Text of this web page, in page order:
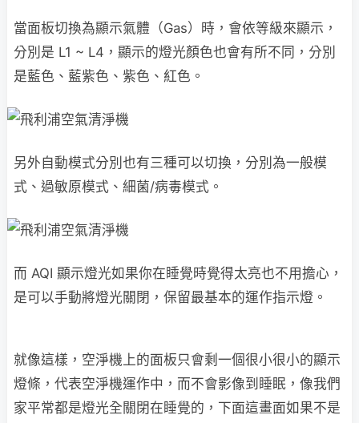
當面板切換為顯示氣體（Gas）時，會依等級來顯示，
分別是 L1 ~ L4，顯示的燈光顏色也會有所不同，分別
是藍色、藍紫色、紫色、紅色。
另外自動模式分別也有三種可以切換，分別為一般模
式、過敏原模式、細菌/病毒模式。
而 AQI 顯示燈光如果你在睡覺時覺得太亮也不用擔心，
是可以手動將燈光關閉，保留最基本的運作指示燈。
就像這樣，空淨機上的面板只會剩一個很小很小的顯示
燈條，代表空淨機運作中，而不會影像到睡眠，像我們
家平常都是燈光全關閉在睡覺的，下面這畫面如果不是